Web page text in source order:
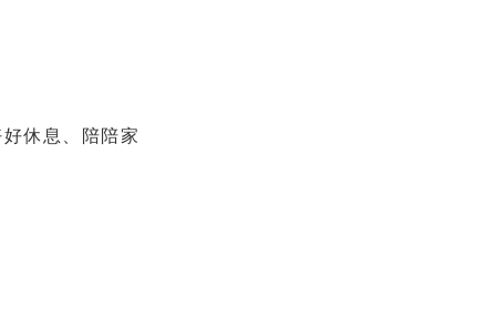
休息、陪陪家